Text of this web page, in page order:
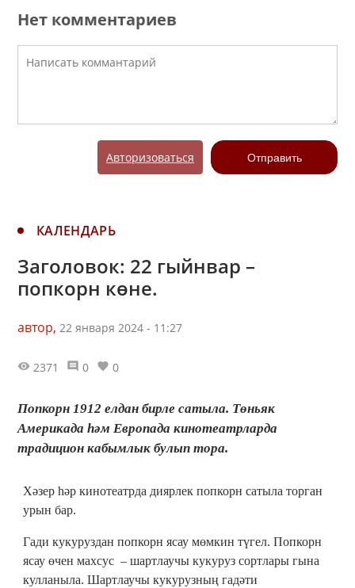
Нет комментариев
Авторизоваться Отправить
КАЛЕНДАРЬ
Заголовок: 22 гыйнвар –
попкорн көне.
автор, 22 января 2024 - 11:27
2371 0 0
Попкорн 1912 елдан бирле сатыла. Төньяк
Америкада һәм Европада кинотеатрларда
традицион кабымлык булып тора.
Хәзер һәр кинотеатрда диярлек попкорн сатыла торган
урын бар.
Гади кукуруздан попкорн ясау мөмкин түгел. Попкорн
ясау өчен махсус – шартлаучы кукуруз сортлары гына
кулланыла. Шартлаучы кукурузның гадәти